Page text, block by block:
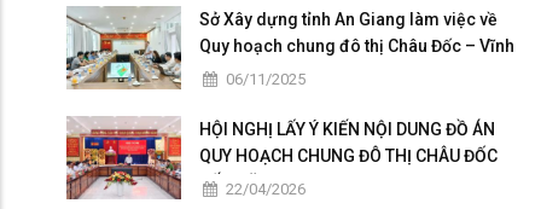
Sở Xây dựng tỉnh An Giang làm việc về
Quy hoạch chung đô thị Châu Đốc – Vĩnh
Tế giai đoạn 2025 – 2026
06/11/2025
HỘI NGHỊ LẤY Ý KIẾN NỘI DUNG ĐỒ ÁN
QUY HOẠCH CHUNG ĐÔ THỊ CHÂU ĐỐC
ĐẾN NĂM 2050
22/04/2026